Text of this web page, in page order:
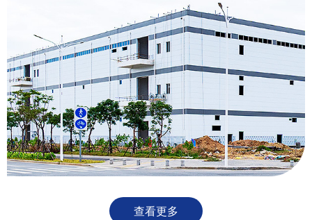
查看更多